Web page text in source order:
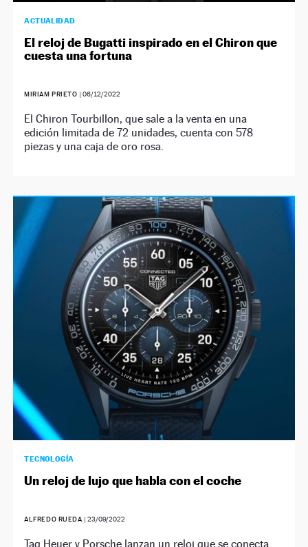
ACTUALIDAD
El reloj de Bugatti inspirado en el Chiron que
cuesta una fortuna
MIRIAM PRIETO | 06/12/2022
El Chiron Tourbillon, que sale a la venta en una
edición limitada de 72 unidades, cuenta con 578
piezas y una caja de oro rosa.
TECNOLOGÍA
Un reloj de lujo que habla con el coche
ALFREDO RUEDA | 23/09/2022
Tag Heuer y Porsche lanzan un reloj que se conecta